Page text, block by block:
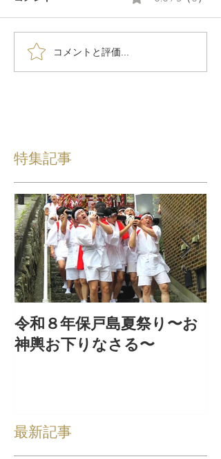
コメントと評価...
特集記事
令和８年保戸島夏祭り〜お
神輿お下りなさる〜
最新記事